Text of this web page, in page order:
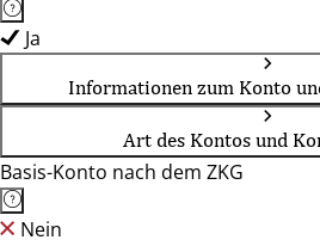
Ja
Informationen zum Konto
Art des Kontos und
Basis-Konto nach dem ZKG
Nein